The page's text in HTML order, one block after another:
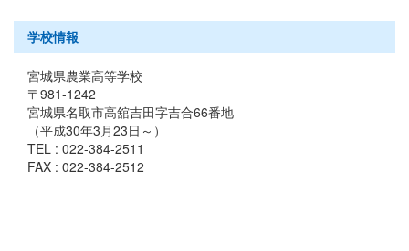
学校情報
宮城県農業高等学校
〒981-1242
宮城県名取市高舘吉田字吉合66番地
（平成30年3月23日～）
TEL : 022-384-2511
FAX : 022-384-2512